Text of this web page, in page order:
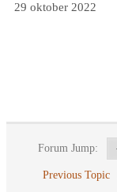
29 oktober 2022
Forum Jump:
Previous Topic